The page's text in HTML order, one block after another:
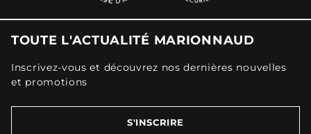
TOUTE L'ACTUALITÉ MARIONNAUD
Inscrivez-vous et découvrez nos dernières nouvelles
et promotions
S'INSCRIRE